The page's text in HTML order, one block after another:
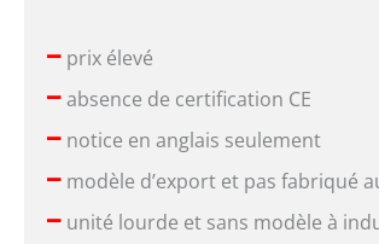
–prix élevé
–absence de certification CE
–notice en anglais seulement
–modèle d’export et pas fabriqué
–unité lourde et sans modèle à